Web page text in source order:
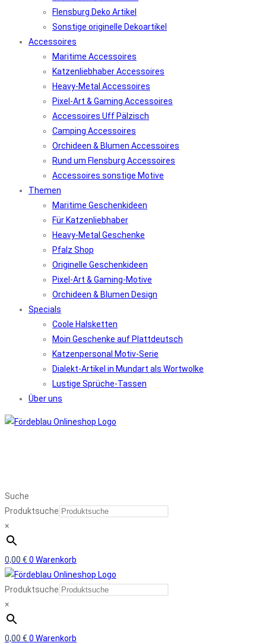
Flensburg Deko Artikel
Sonstige originelle Dekoartikel
Accessoires
Maritime Accessoires
Katzenliebhaber Accessoires
Heavy-Metal Accessoires
Pixel-Art & Gaming Accessoires
Accessoires Uff Pälzisch
Camping Accessoires
Orchideen & Blumen Accessoires
Rund um Flensburg Accessoires
Accessoires sonstige Motive
Themen
Maritime Geschenkideen
Für Katzenliebhaber
Heavy-Metal Geschenke
Pfalz Shop
Originelle Geschenkideen
Pixel-Art & Gaming-Motive
Orchideen & Blumen Design
Specials
Coole Halsketten
Moin Geschenke auf Plattdeutsch
Katzenpersonal Motiv-Serie
Dialekt-Artikel in Mundart als Wortwolke
Lustige Sprüche-Tassen
Über uns
Suche
Produktsuche
×
0,00 € 0 Warenkorb
Produktsuche
×
0,00 € 0 Warenkorb